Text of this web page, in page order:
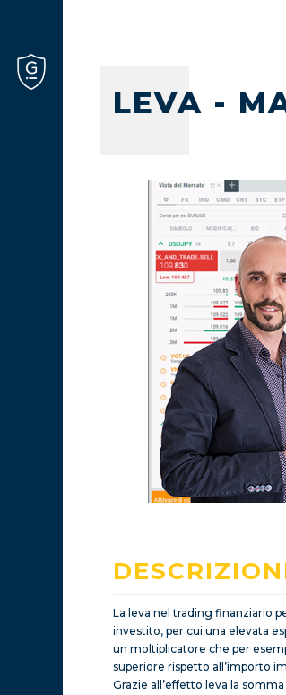
LEVA -
La leva nel trading finanziario
investito, per cui una elevata
un moltiplicatore che per
superiore rispetto all’importo
Grazie all’effetto leva la